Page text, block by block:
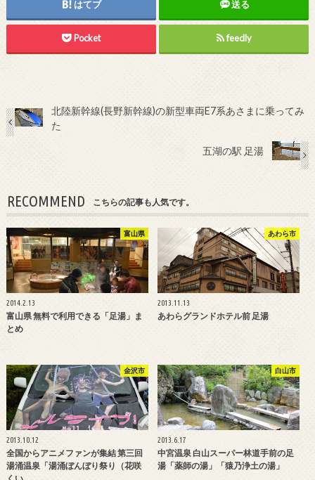
はてブ 送る
Pocket feedly
北陸新幹線(長野新幹線)の新型車両E7系あさまに乗ってみ
た
五湖の駅 足湯
RECOMMEND こちらの記事も人気です。
富山県
2014.2.13
富山県 無料で利用できる「足湯」ま
とめ
あわら市
2013.11.13
あわらグランドホテル前 足湯
金沢市
2013.10.12
全国からアニメファンが集結 第三回
湯涌温泉「湯涌ぼんぼり祭り（花咲
白山市
2013.6.17
中宮温泉 白山スーパー林道手前の足
湯「薬師の湯」「猿乃浄土の湯」